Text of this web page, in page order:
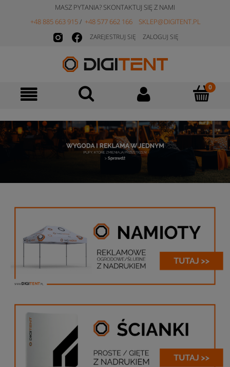
MASZ PYTANIA? SKONTAKTUJ SIĘ Z NAMI
+48 885 663 915/ +48 577 662 166 SKLEP@DIGITENT.PL
ZAREJESTRUJ SIĘ ZALOGUJ SIĘ